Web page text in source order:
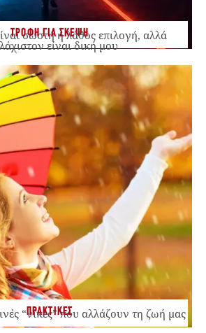
ΤΡΟΦΗ ΓΙΑ ΣΚΕΨΗ
σωστή ή λάθος επιλογή, αλλά
είναι δική μου
ΠΡΑΚΤΙΚΕΣ
“νίκες” που αλλάζουν τη ζωή μας